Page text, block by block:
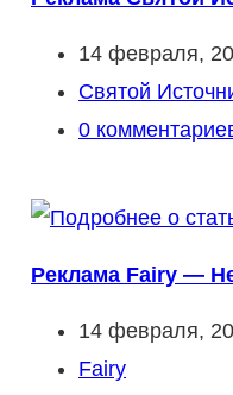
Запись
опубликована:
14 февраля,
Рубрика
записи:
Святой
Комментарии
записи:
0
Реклама Fairy —
Запись
опубликована:
14 февраля,
Рубрика
Fairy